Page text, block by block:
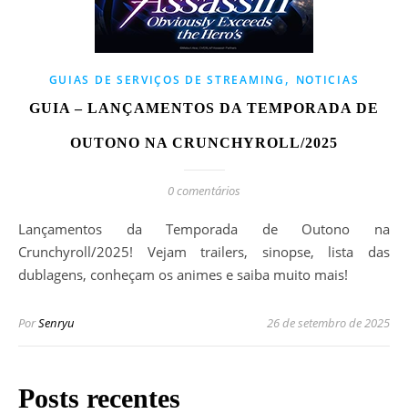
GUIAS DE SERVIÇOS DE STREAMING , NOTICIAS
GUIA – LANÇAMENTOS DA TEMPORADA DE
OUTONO NA CRUNCHYROLL/2025
0 comentários
Lançamentos da Temporada de Outono na
Crunchyroll/2025! Vejam trailers, sinopse, lista das
dublagens, conheçam os animes e saiba muito mais!
PorSenryu 26 de setembro de 2025
Posts recentes